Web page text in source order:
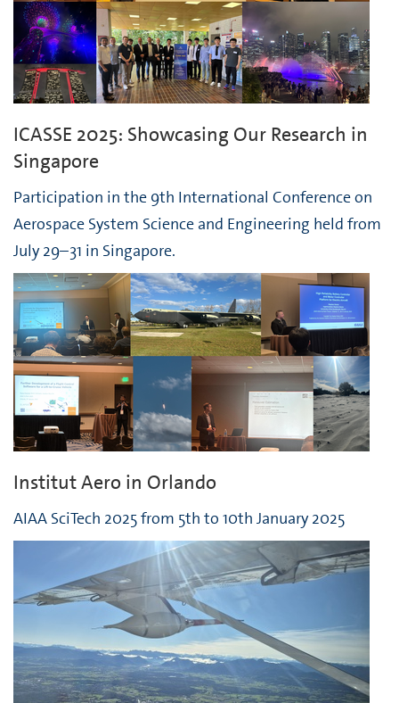
ICASSE 2025: Showcasing Our Research in
Singapore
Participation in the 9th International Conference on
Aerospace System Science and Engineering held from
July 29–31 in Singapore.
Institut Aero in Orlando
AIAA SciTech 2025 from 5th to 10th January 2025